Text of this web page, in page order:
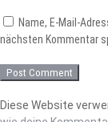
Name, E-Mail-
nächsten Kommentar
Diese Website